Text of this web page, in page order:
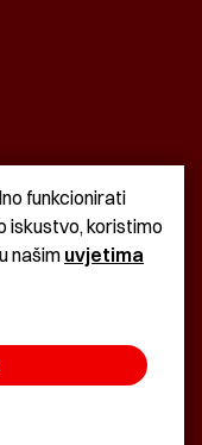
funkcionirati
iskustvo, koristimo
našim uvjetima